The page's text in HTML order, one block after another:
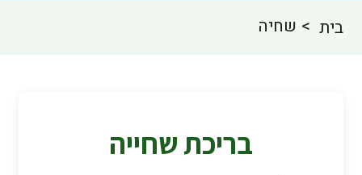
בית שחיה
בריכת שחייה